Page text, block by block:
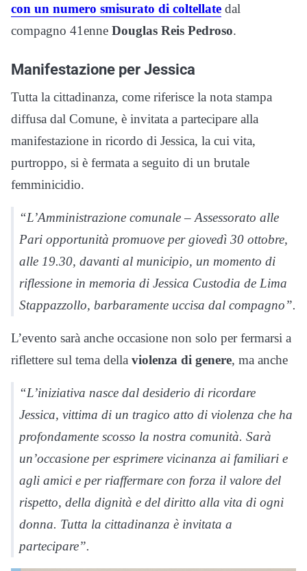
con un numero smisurato di coltellate dal
compagno 41enne Douglas Reis Pedroso.
Manifestazione per Jessica
Tutta la cittadinanza, come riferisce la nota stampa
diffusa dal Comune, è invitata a partecipare alla
manifestazione in ricordo di Jessica, la cui vita,
purtroppo, si è fermata a seguito di un brutale
femminicidio.
“L’Amministrazione comunale – Assessorato alle
Pari opportunità promuove per giovedì 30 ottobre,
alle 19.30, davanti al municipio, un momento di
riflessione in memoria di Jessica Custodia de Lima
Stappazzollo, barbaramente uccisa dal compagno”.
L’evento sarà anche occasione non solo per fermarsi a
riflettere sul tema della violenza di genere, ma anche
“L’iniziativa nasce dal desiderio di ricordare
Jessica, vittima di un tragico atto di violenza che ha
profondamente scosso la nostra comunità. Sarà
un’occasione per esprimere vicinanza ai familiari e
agli amici e per riaffermare con forza il valore del
rispetto, della dignità e del diritto alla vita di ogni
donna. Tutta la cittadinanza è invitata a
partecipare”.